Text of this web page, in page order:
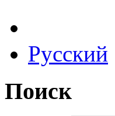
Русский
Поиск